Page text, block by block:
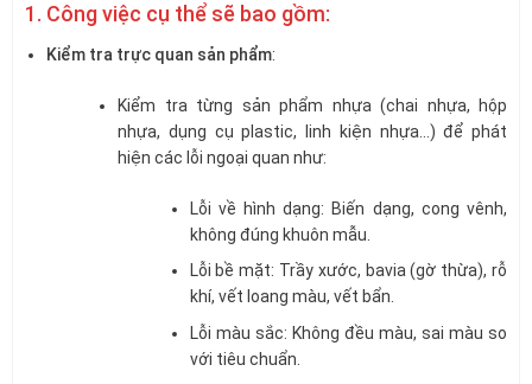
1. Công việc cụ thể sẽ bao gồm:
Kiểm tra trực quan sản phẩm:
Kiểm tra từng sản phẩm nhựa (chai nhựa, hộp
nhựa, dụng cụ plastic, linh kiện nhựa…) để phát
hiện các lỗi ngoại quan như:
Lỗi về hình dạng: Biến dạng, cong vênh,
không đúng khuôn mẫu.
Lỗi bề mặt: Trầy xước, bavia (gờ thừa), rỗ
khí, vết loang màu, vết bẩn.
Lỗi màu sắc: Không đều màu, sai màu so
với tiêu chuẩn.